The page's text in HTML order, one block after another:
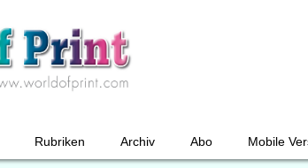
Rubriken Archiv Abo Mobile